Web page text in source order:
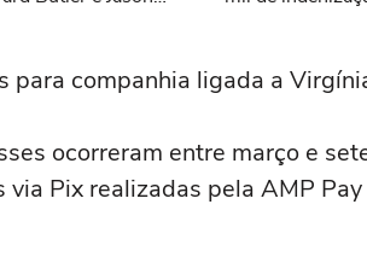
para companhia ligada a
ocorreram entre março e
Pix realizadas pela AMP